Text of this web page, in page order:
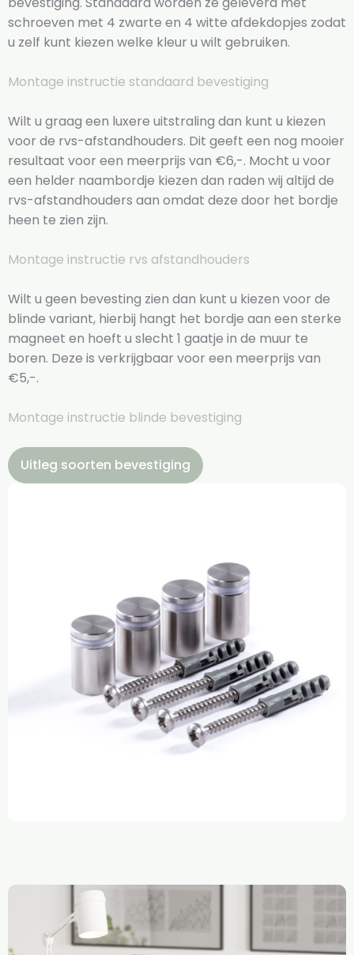
schroeven met 4 zwarte en 4 witte afdekdopjes zodat
u zelf kunt kiezen welke kleur u wilt gebruiken.
Montage instructie standaard bevestiging
Wilt u graag een luxere uitstraling dan kunt u kiezen
voor de rvs-afstandhouders. Dit geeft een nog mooier
resultaat voor een meerprijs van €6,-. Mocht u voor
een helder naambordje kiezen dan raden wij altijd de
rvs-afstandhouders aan omdat deze door het bordje
heen te zien zijn.
Montage instructie rvs afstandhouders
Wilt u geen bevesting zien dan kunt u kiezen voor de
blinde variant, hierbij hangt het bordje aan een sterke
magneet en hoeft u slecht 1 gaatje in de muur te
boren. Deze is verkrijgbaar voor een meerprijs van
€5,-.
Montage instructie blinde bevestiging
Uitleg soorten bevestiging